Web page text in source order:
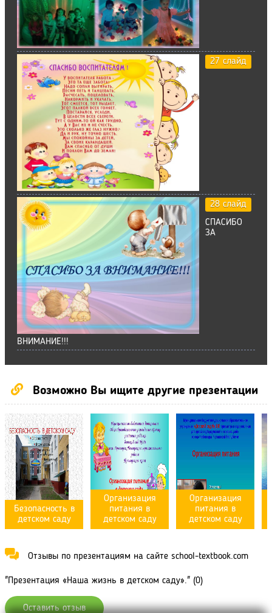
27 слайд
28 слайд
СПАСИБО
ЗА
ВНИМАНИЕ!!!
Возможно Вы ищите другие презентации
Безопасность в
детском саду
Организация
питания в
детском саду
Организация
питания в
детском саду
Отзывы по презентациям на сайте school-textbook.com
"Презентация «Наша жизнь в детском саду»." (0)
Оставить отзыв